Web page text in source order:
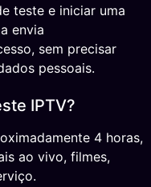
teste e iniciar uma
envia
sem precisar
pessoais.
IPTV?
4 horas,
ao vivo, filmes,